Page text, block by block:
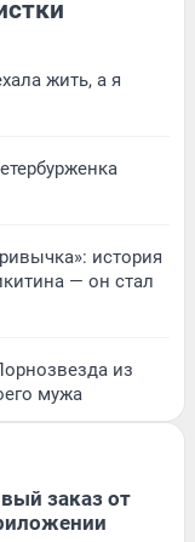
жить, а я
история
— он стал
из
мужа
заказ от